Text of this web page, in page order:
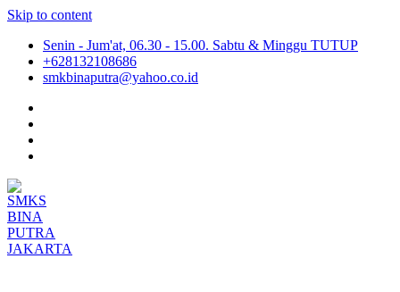
Skip to content
Senin - Jum'at, 06.30 - 15.00. Sabtu & Minggu TUTUP
+628132108686
smkbinaputra@yahoo.co.id